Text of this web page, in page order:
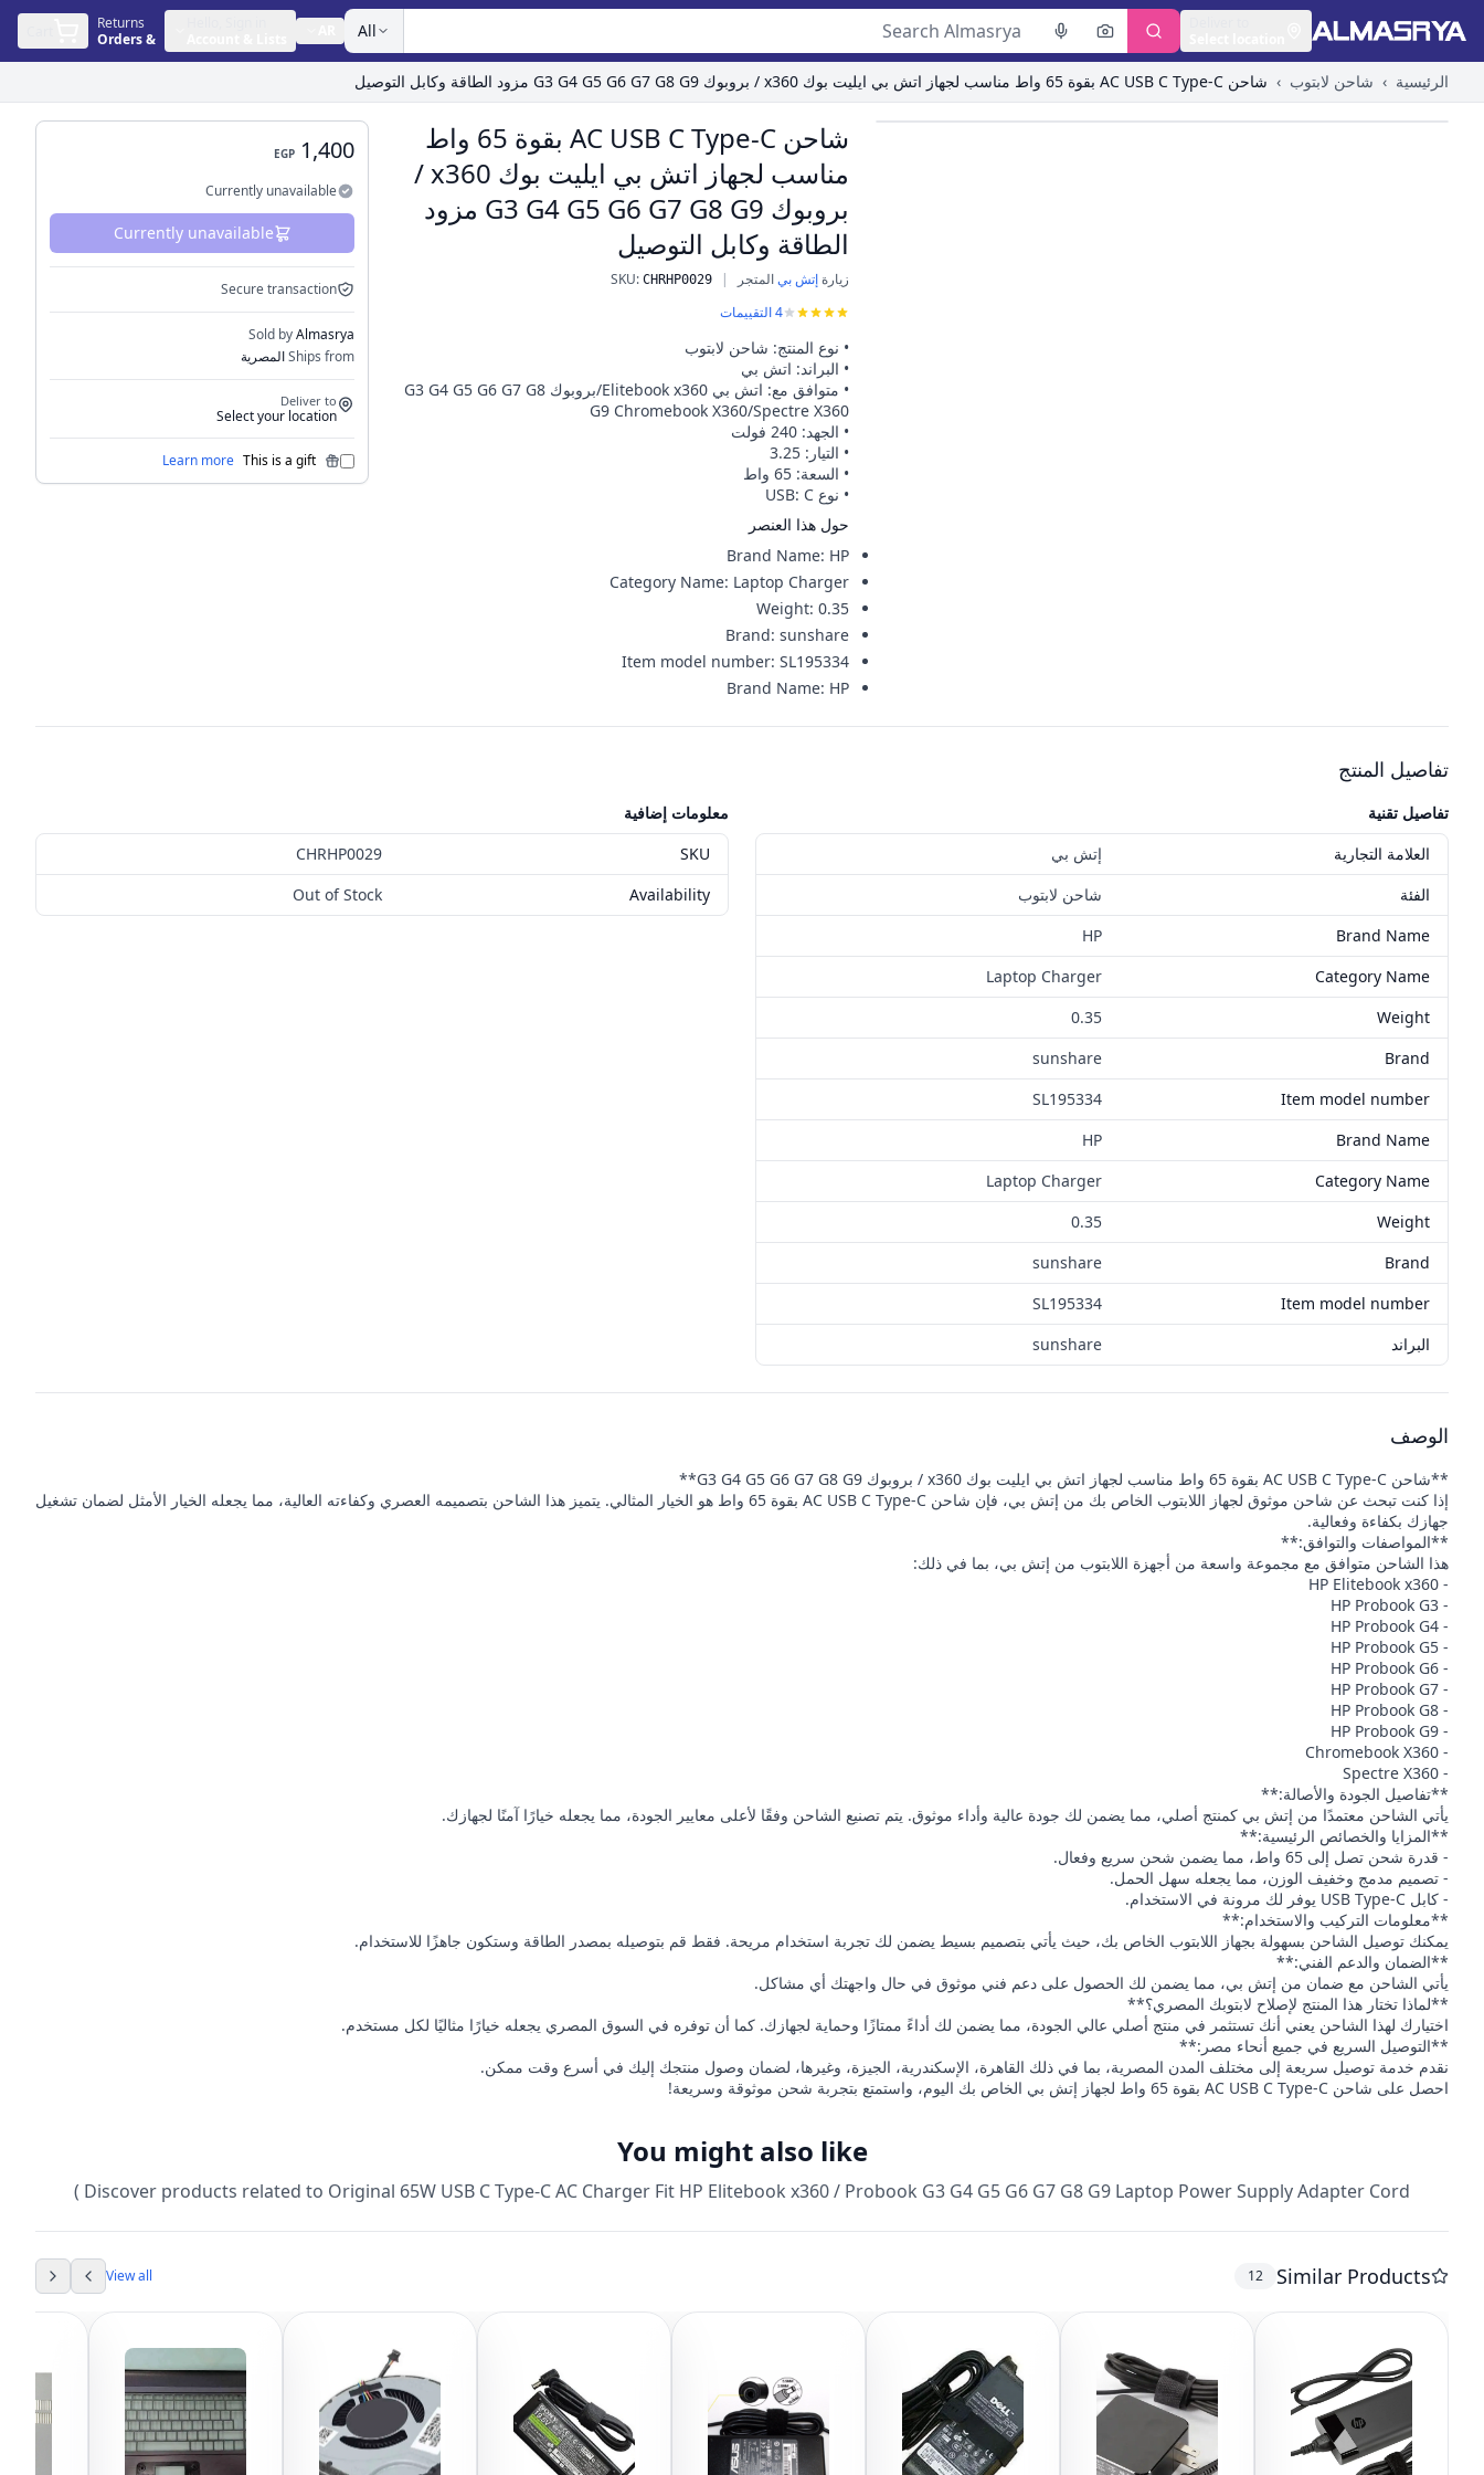
All
Returns
&
Orders
الرئيسية › شاحن لابتوب › شاحن AC USB C Type-C بقوة 65 واط مناسب لجهاز اتش بي ايليت بوك x360 / بروبوك G3 G4 G5 G6 G7 G8 G9 مزود الطاقة وكابل التوصيل
Roll over image to zoom in
شاحن AC USB C Type-C بقوة 65 واط
مناسب لجهاز اتش بي ايليت بوك x360 /
بروبوك G3 G4 G5 G6 G7 G8 G9 مزود
الطاقة وكابل التوصيل
شاحن AC USB C Type-C بقوة 65 واط مناسب لجهاز اتش بي ايليت بوك x360 / بروبوك G3 G4 G5 G6 G7 G8 G9 مزود الطاقة وكابل التوصيل
زيارةإتش بيالمتجر |
SKU: CHRHP0029
4التقييمات
• نوع المنتج: شاحن لابتوب
• البراند: اتش بي
• متوافق مع: اتش بي Elitebook x360/بروبوك G3 G4 G5 G6 G7 G8
G9 Chromebook X360/Spectre X360
• الجهد: 240 فولت
• التيار: 3.25
• السعة: 65 واط
• نوع USB: C
حول هذا العنصر
Brand Name: HP
Category Name: Laptop Charger
Weight: 0.35
Brand: sunshare
Item model number: ‎SL195334
Brand Name: HP
1,400
EGP
Currently unavailable
Currently unavailable
Secure transaction
Sold byAlmasrya
Ships fromالمصرية
Deliver to
Select your location
This is a gift
Learn more
تفاصيل المنتج
تفاصيل تقنية
العلامة التجارية
إتش بي
الفئة
شاحن لابتوب
Brand Name
HP
Category Name
Laptop Charger
Weight
0.35
Brand
sunshare
Item model number
‎SL195334
Brand Name
HP
Category Name
Laptop Charger
Weight
0.35
Brand
sunshare
Item model number
‎SL195334
البراند
sunshare
معلومات إضافية
SKU
CHRHP0029
Availability
Out of Stock
الوصف
**شاحن AC USB C Type-C بقوة 65 واط مناسب لجهاز اتش بي ايليت بوك x360 / بروبوك G3 G4 G5 G6 G7 G8 G9**
إذا كنت تبحث عن شاحن موثوق لجهاز اللابتوب الخاص بك من إتش بي، فإن شاحن AC USB C Type-C بقوة 65 واط هو الخيار المثالي. يتميز هذا الشاحن بتصميمه العصري وكفاءته العالية، مما يجعله الخيار الأمثل لضمان تشغيل
جهازك بكفاءة وفعالية.
**المواصفات والتوافق:**
هذا الشاحن متوافق مع مجموعة واسعة من أجهزة اللابتوب من إتش بي، بما في ذلك:
- HP Elitebook x360
- HP Probook G3
- HP Probook G4
- HP Probook G5
- HP Probook G6
- HP Probook G7
- HP Probook G8
- HP Probook G9
- Chromebook X360
- Spectre X360
**تفاصيل الجودة والأصالة:**
يأتي الشاحن معتمدًا من إتش بي كمنتج أصلي، مما يضمن لك جودة عالية وأداء موثوق. يتم تصنيع الشاحن وفقًا لأعلى معايير الجودة، مما يجعله خيارًا آمنًا لجهازك.
**المزايا والخصائص الرئيسية:**
- قدرة شحن تصل إلى 65 واط، مما يضمن شحن سريع وفعال.
- تصميم مدمج وخفيف الوزن، مما يجعله سهل الحمل.
- كابل USB Type-C يوفر لك مرونة في الاستخدام.
**معلومات التركيب والاستخدام:**
يمكنك توصيل الشاحن بسهولة بجهاز اللابتوب الخاص بك، حيث يأتي بتصميم بسيط يضمن لك تجربة استخدام مريحة. فقط قم بتوصيله بمصدر الطاقة وستكون جاهزًا للاستخدام.
**الضمان والدعم الفني:**
يأتي الشاحن مع ضمان من إتش بي، مما يضمن لك الحصول على دعم فني موثوق في حال واجهتك أي مشاكل.
**لماذا تختار هذا المنتج لإصلاح لابتوبك المصري؟**
اختيارك لهذا الشاحن يعني أنك تستثمر في منتج أصلي عالي الجودة، مما يضمن لك أداءً ممتازًا وحماية لجهازك. كما أن توفره في السوق المصري يجعله خيارًا مثاليًا لكل مستخدم.
**التوصيل السريع في جميع أنحاء مصر:**
نقدم خدمة توصيل سريعة إلى مختلف المدن المصرية، بما في ذلك القاهرة، الإسكندرية، الجيزة، وغيرها، لضمان وصول منتجك إليك في أسرع وقت ممكن.
احصل على شاحن AC USB C Type-C بقوة 65 واط لجهاز إتش بي الخاص بك اليوم، واستمتع بتجربة شحن موثوقة وسريعة!
You might also like
Discover products related to Original 65W USB C Type-C AC Charger Fit HP Elitebook x360 / Probook G3 G4 G5 G6 G7 G8 G9 Laptop Power Supply Adapter Cord )
Similar Products
12
View all